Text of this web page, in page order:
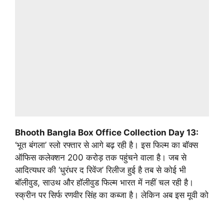
Bhooth Bangla Box Office Collection Day 13:
‘भूत बंगला’ स्लो रफ्तार से आगे बढ़ रही है। इस फिल्म का बॉक्स
ऑफिस कलेक्शन 200 करोड़ तक पहुंचने वाला है। जब से
आदित्यधर की ‘धुरंधर द रिवेंज’ रिलीज हुई है तब से कोई भी
बॉलीवुड, साउथ और हॉलीवुड फिल्म भारत में नहीं चल रही है।
स्क्रीन पर सिर्फ रणवीर सिंह का कब्जा है। लेकिन अब इस मूवी को